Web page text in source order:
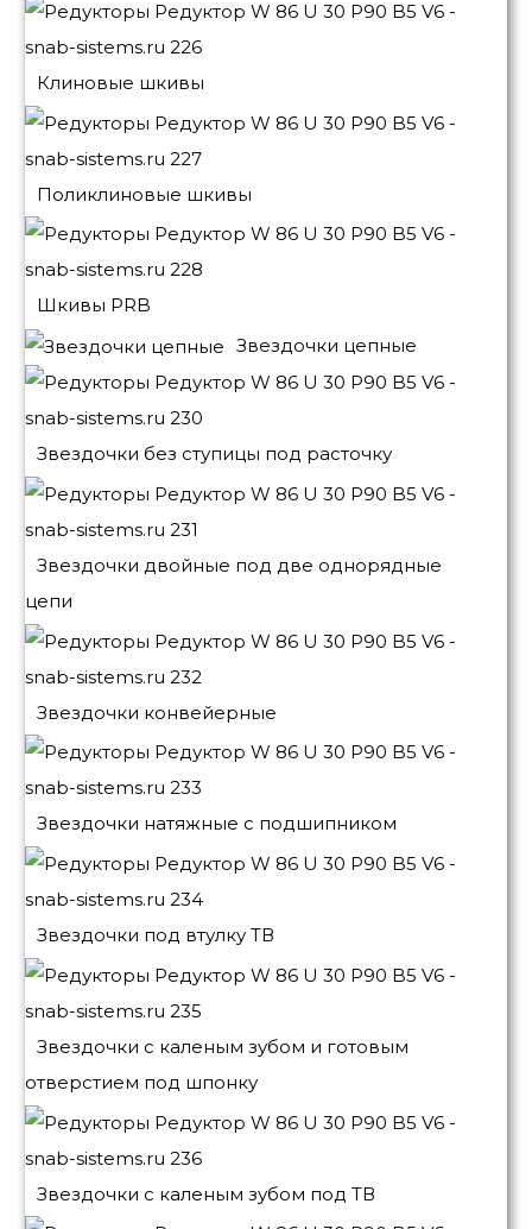
Клиновые шкивы
Поликлиновые шкивы
Шкивы PRB
Звездочки цепные
Звездочки без ступицы под расточку
Звездочки двойные под две однорядные
цепи
Звездочки конвейерные
Звездочки натяжные с подшипником
Звездочки под втулку ТВ
Звездочки с каленым зубом и готовым
отверстием под шпонку
Звездочки с каленым зубом под ТВ